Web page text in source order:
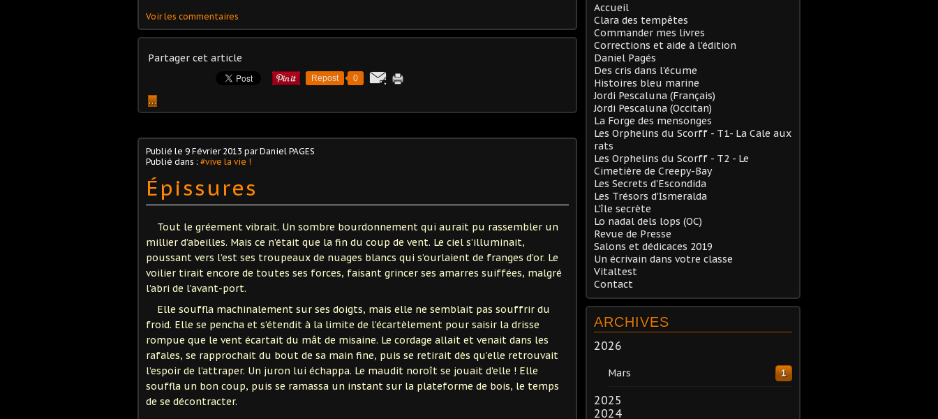
Voir les commentaires
Partager cet article
Repost 0
…
Publié le 9 Février 2013 par Daniel PAGES
Publié dans : #vive la vie !
Épissures
Tout le gréement vibrait. Un sombre bourdonnement qui aurait pu rassembler un
millier d’abeilles. Mais ce n’était que la fin du coup de vent. Le ciel s’illuminait,
poussant vers l’est ses troupeaux de nuages blancs qui s’ourlaient de franges d’or. Le
voilier tirait encore de toutes ses forces, faisant grincer ses amarres suiffées, malgré
l’abri de l’avant-port.
Elle souffla machinalement sur ses doigts, mais elle ne semblait pas souffrir du
froid. Elle se pencha et s’étendit à la limite de l’écartèlement pour saisir la drisse
rompue que le vent écartait du mât de misaine. Le cordage allait et venait dans les
rafales, se rapprochait du bout de sa main fine, puis se retirait dès qu’elle retrouvait
l’espoir de l’attraper. Un juron lui échappa. Le maudit noroît se jouait d'elle ! Elle
souffla un bon coup, puis se ramassa un instant sur la plateforme de bois, le temps
de se décontracter.
Accueil
Clara des tempêtes
Commander mes livres
Corrections et aide à l'édition
Daniel Pagés
Des cris dans l'écume
Histoires bleu marine
Jordi Pescaluna (Français)
Jòrdi Pescaluna (Occitan)
La Forge des mensonges
Les Orphelins du Scorff - T1- La Cale aux
rats
Les Orphelins du Scorff - T2 - Le
Cimetière de Creepy-Bay
Les Secrets d'Escondida
Les Trésors d'Ismeralda
L'île secrète
Lo nadal dels lops (OC)
Revue de Presse
Salons et dédicaces 2019
Un écrivain dans votre classe
Vitaltest
Contact
ARCHIVES
2026
Mars 1
2025
2024